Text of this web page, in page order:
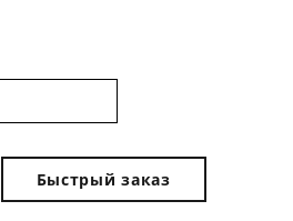
Быстрый заказ